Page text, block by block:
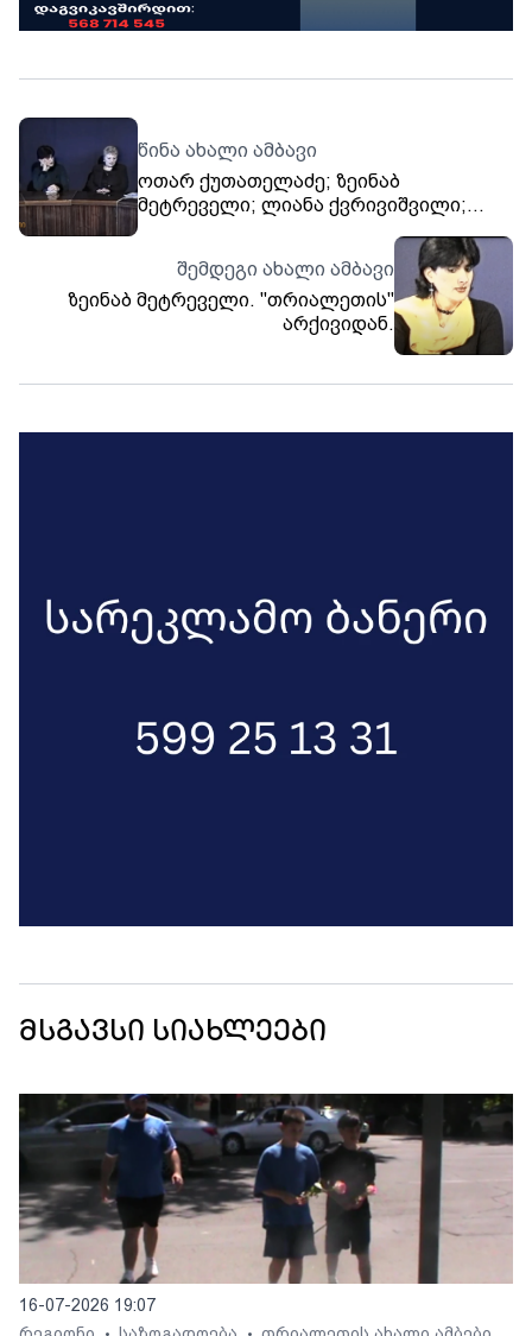
წინა ახალი ამბავი
ოთარ ქუთათელაძე; ზეინაბ
მეტრეველი; ლიანა ქვრივიშვილი;
შემდეგი ახალი ამბავი
ზეინაბ მეტრეველი. "თრიალეთის"
არქივიდან.
მსგავსი სიახლეები
16-07-2026 19:07